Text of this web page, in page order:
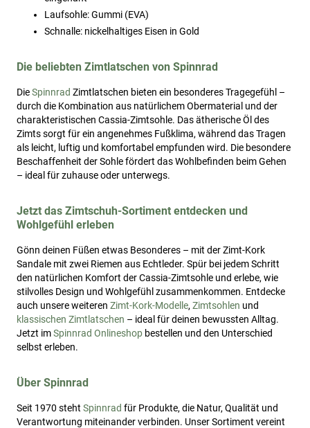
Laufsohle: Gummi (EVA)
Schnalle: nickelhaltiges Eisen in Gold
Die beliebten Zimtlatschen von Spinnrad
DieSpinnrad Zimtlatschen bieten ein besonderes Tragegefühl –
durch die Kombination aus natürlichem Obermaterial und der
charakteristischen Cassia-Zimtsohle. Das ätherische Öl des
Zimts sorgt für ein angenehmes Fußklima, während das Tragen
als leicht, luftig und komfortabel empfunden wird. Die besondere
Beschaffenheit der Sohle fördert das Wohlbefinden beim Gehen
– ideal für zuhause oder unterwegs.
Jetzt das Zimtschuh-Sortiment entdecken und
Wohlgefühl erleben
Gönn deinen Füßen etwas Besonderes – mit der Zimt-Kork
Sandale mit zwei Riemen aus Echtleder. Spür bei jedem Schritt
den natürlichen Komfort der Cassia-Zimtsohle und erlebe, wie
stilvolles Design und Wohlgefühl zusammenkommen. Entdecke
auch unsere weiteren Zimt-Kork-Modelle,Zimtsohlen und
klassischen Zimtlatschen – ideal für deinen bewussten Alltag.
Jetzt imSpinnrad Onlineshop bestellen und den Unterschied
selbst erleben.
Über Spinnrad
Seit 1970 steht Spinnrad für Produkte, die Natur, Qualität und
Verantwortung miteinander verbinden. Unser Sortiment vereint